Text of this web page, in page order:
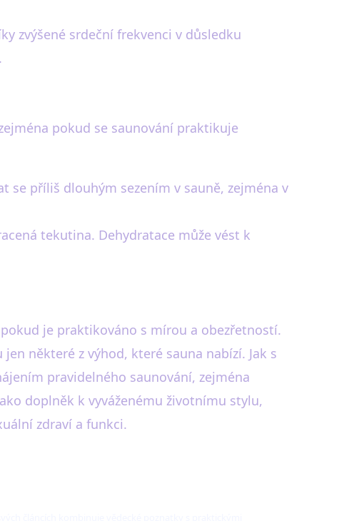
zvýšené srdeční frekvenci v důsledku
pokud se saunování praktikuje
se příliš dlouhým sezením v sauně, zejména v
tekutina. Dehydratace může vést k
je praktikováno s mírou a obezřetností.
některé z výhod, které sauna nabízí. Jak s
pravidelného saunování, zejména
doplněk k vyváženému životnímu stylu,
zdraví a funkci.